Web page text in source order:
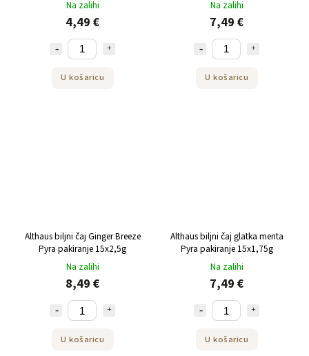
Na zalihi
4,49 €
U košaricu
Na zalihi
7,49 €
U košaricu
Althaus biljni čaj Ginger Breeze
Pyra pakiranje 15x2,5g
Na zalihi
8,49 €
U košaricu
Althaus biljni čaj glatka menta
Pyra pakiranje 15x1,75g
Na zalihi
7,49 €
U košaricu